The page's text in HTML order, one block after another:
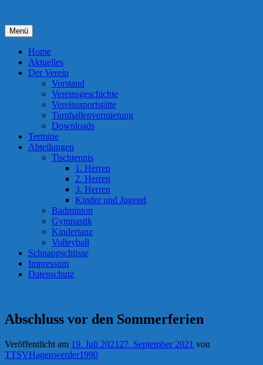
springen
Menü
Home
Aktuelles
Der Verein
Vorstand
Vereinsgeschichte
Vereinssportstätte
Turnhallenvermietung
Downloads
Termine
Abteilungen
Tischtennis
1. Herren
2. Herren
3. Herren
Kinder und Jugend
Badminton
Gymnastik
Kindertanz
Volleyball
Schnappschüsse
Impressum
Datenschutz
Abschluss vor den Sommerferien
Veröffentlicht am 19. Juli 2021 27. September 2021 von
TTSVHagenwerder1990